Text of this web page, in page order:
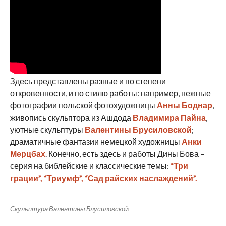
Здесь представлены разные и по степени
откровенности, и по стилю работы: например, нежные
фотографии польской фотохудожницы Анны Боднар,
живопись скульптора из Ашдода Владимира Пайна,
уютные скульптуры Валентины Брусиловской;
драматичные фантазии немецкой художницы Анки
Мерцбах. Конечно, есть здесь и работы Дины Бова –
серия на библейские и классические темы: “Три
грации”, “Триумф”, “Сад райских наслаждений”.
Скульптура Валентины Блусиловской